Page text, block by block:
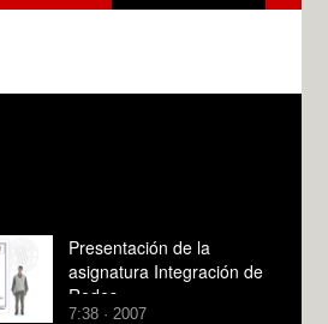
Presentación de la
asignatura Integración de
Redes
7:38 · 2007